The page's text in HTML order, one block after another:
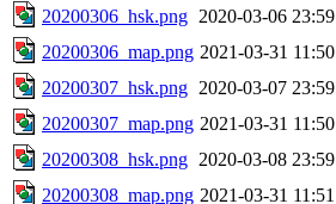
20200306_hsk.png 2020-03-06 23:59
20200306_map.png 2021-03-31 11:50
20200307_hsk.png 2020-03-07 23:59
20200307_map.png 2021-03-31 11:50
20200308_hsk.png 2020-03-08 23:59
20200308_map.png 2021-03-31 11:51